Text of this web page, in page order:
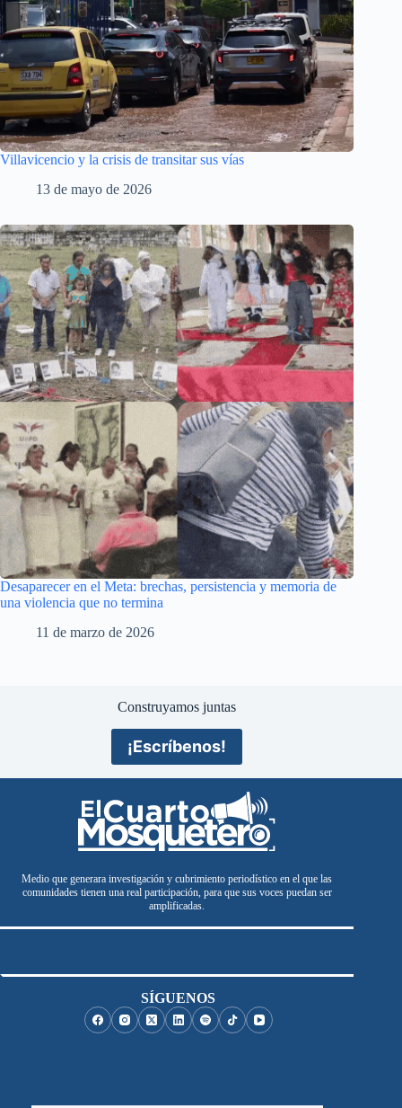
Villavicencio y la crisis de transitar sus vías
13 de mayo de 2026
Desaparecer en el Meta: brechas, persistencia y memoria de
una violencia que no termina
11 de marzo de 2026
Construyamos juntas
¡Escríbenos!
Medio que generara investigación y cubrimiento periodístico en el que las
comunidades tienen una real participación, para que sus voces puedan ser
amplificadas.
SÍGUENOS